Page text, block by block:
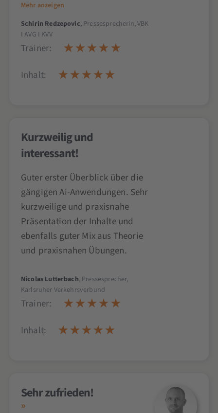
Mehr anzeigen
Schirin Redzepovic, Pressesprecherin, VBK
I AVG I KVV
Trainer:
Inhalt:
Kurzweilig und
interessant!
Guter erster Überblick über die
gängigen Ai-Anwendungen. Sehr
kurzweilige und praxisnahe
Präsentation der Inhalte und
ebenfalls guter Mix aus Theorie
und praxisnahen Übungen.
Nicolas Lutterbach, Pressesprecher,
Karlsruher Verkehrsverbund
Trainer:
Inhalt:
Sehr zufrieden!